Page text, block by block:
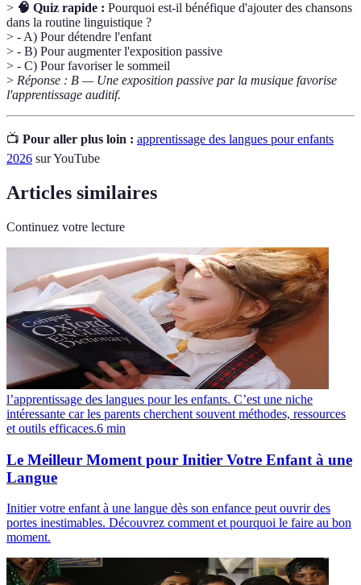
> 🧠 Quiz rapide : Pourquoi est-il bénéfique d'ajouter des chansons
dans la routine linguistique ?
> - A) Pour détendre l'enfant
> - B) Pour augmenter l'exposition passive
> - C) Pour favoriser le sommeil
> Réponse : B — Une exposition passive par la musique favorise
l'apprentissage auditif.
📺 Pour aller plus loin : apprentissage des langues pour enfants
2026 sur YouTube
Articles similaires
Continuez votre lecture
l’apprentissage des langues pour les enfants. C’est une niche
intéressante car les parents cherchent souvent méthodes, ressources
et outils efficaces.6 min
Le Meilleur Moment pour Initier Votre Enfant à une
Langue
Initier votre enfant à une langue dès son enfance peut ouvrir des
portes inestimables. Découvrez comment et pourquoi le faire au bon
moment.